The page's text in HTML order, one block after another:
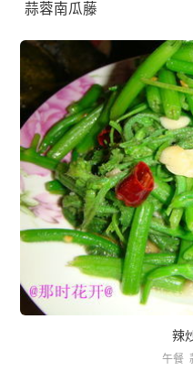
蒜蓉南瓜藤
辣
午餐